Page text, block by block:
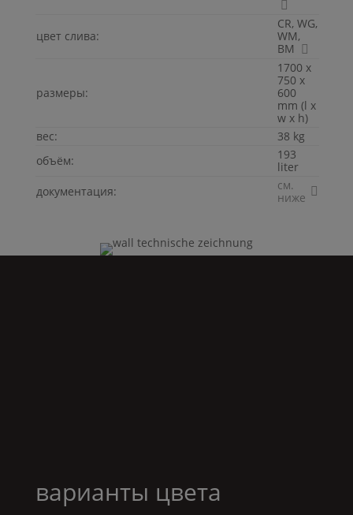
цвет слива:
CR, WG,
WM,
BM
размеры:
1700 x
750 x
600
mm (l x
w x h)
вес:
38 kg
объём:
193
liter
документация:
см.
ниже
варианты цвета